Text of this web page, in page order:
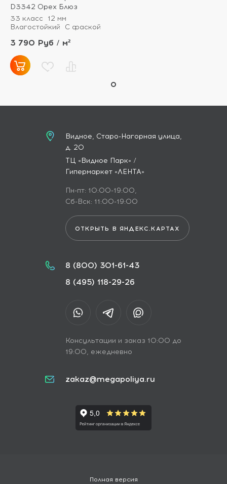
D3342 Орех Блюз
33 класс
12 мм
Влагостойкий
С фаской
3 790 Руб / м²
Видное, Старо-Нагорная улица,
д. 20
ТЦ «Видное Парк» /
Гипермаркет «ЛЕНТА»
Пн-пт: 10:00-19:00,
Сб-Вск: 11:00-19:00
ОТКРЫТЬ В ЯНДЕКС.КАРТАХ
8 (800) 301-61-43
8 (495) 118-29-26
Консультации и заказ 10:00 до
19:00, ежедневно
zakaz@megapoliya.ru
Полная версия